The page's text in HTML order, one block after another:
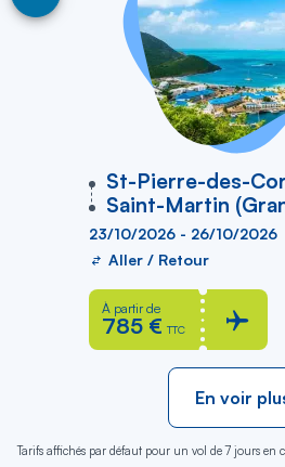
St-Pierre-des-
vers
Saint-Martin
23/10/2026 - 26/10/2026
Aller / Retour
À partir de
785 € TTC
En voir
Tarifs affichés par défaut pour un vol de 7 jours en